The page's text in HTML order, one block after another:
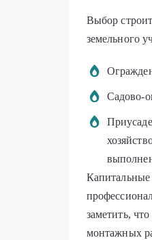
Выбор
земельного
Садово-
Капитальные
заметить,
монтажных